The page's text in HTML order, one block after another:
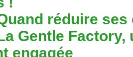
réduire
Gentle
engagée